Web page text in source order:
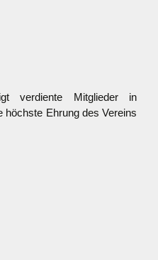
verdiente Mitglieder in
höchste Ehrung des Vereins